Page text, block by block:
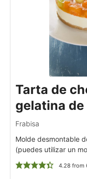
Tarta de
gelatina de
Frabisa
Molde desmontable
(puedes utilizar un
4.28 from